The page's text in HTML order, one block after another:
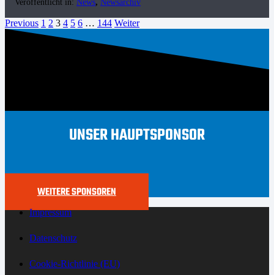
Veröffentlicht in: News, Newsarchiv
Previous 1 2 3 4 5 6 … 144 Weiter
UNSER HAUPTSPONSOR
WEITERE SPONSOREN
Impressum
Datenschutz
Cookie-Richtlinie (EU)